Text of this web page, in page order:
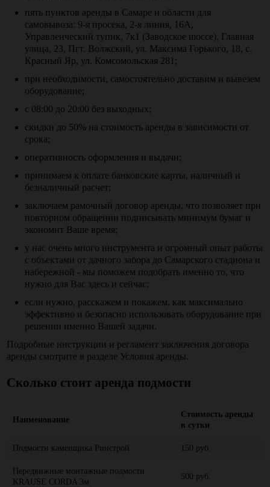
пять пунктов аренды в Самаре и области для
самовывоза: 9-я просека, 2-я линия, 16А,
Управленческий тупик, 7к1 (Заводское шоссе), Главная
улица, 23, Пгт. Волжский, ул. Максима Горького, 18, с.
Красный Яр, ул. Комсомольская 281;
при необходимости, самостоятельно доставим и вывезем
оборудование;
с 08:00 до 20:00 без выходных;
скидки до 50% на стоимость аренды в зависимости от
срока;
оперативность оформления и выдачи;
принимаем к оплате банковские карты, наличный и
безналичный расчет;
заключаем рамочный договор аренды, что позволяет при
повторном обращении подписывать минимум бумаг и
экономит Ваше время;
у нас очень много инструмента и огромный опыт работы
с объектами от дачного забора до Самарского стадиона и
набережной - мы поможем подобрать именно то, что
нужно для Вас здесь и сейчас;
если нужно, расскажем и покажем, как максимально
эффективно и безопасно использовать оборудование при
решении именно Вашей задачи.
Подробные инструкции и регламент заключения договора
аренды смотрите в разделе Условия аренды.
Сколько стоит аренда подмости
Наименование
Стоимость аренды
в сутки
Подмости каменщика Ринстрой 150 руб.
Передвижные монтажные подмости
KRAUSE CORDA 3м
500 руб.